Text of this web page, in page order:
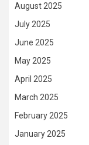
August 2025
July 2025
June 2025
May 2025
April 2025
March 2025
February 2025
January 2025